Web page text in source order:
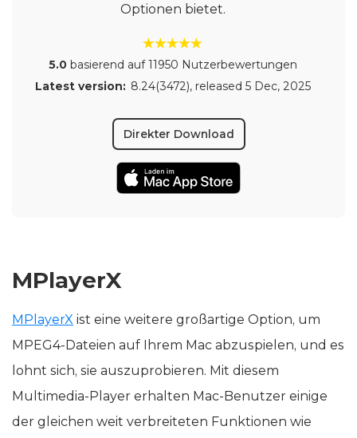
Optionen bietet.
5.0 basierend auf 11950 Nutzerbewertungen
Latest version: 8.24(3472), released 5 Dec, 2025
Direkter Download
MPlayerX
MPlayerX ist eine weitere großartige Option, um
MPEG4-Dateien auf Ihrem Mac abzuspielen, und es
lohnt sich, sie auszuprobieren. Mit diesem
Multimedia-Player erhalten Mac-Benutzer einige
der gleichen weit verbreiteten Funktionen wie